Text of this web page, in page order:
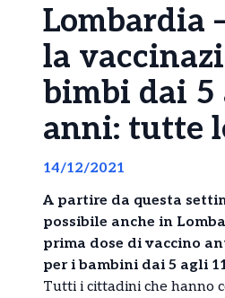
Lombardia
la
bimbi dai 5
anni: tutte
14/12/2021
A partire da questa
possibile anche in
prima dose di vaccino
per i bambini dai 5 agli
Tutti i cittadini che hanno